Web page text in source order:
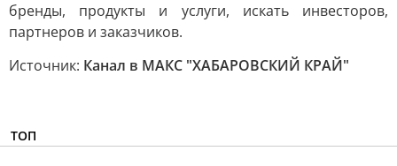
бренды, продукты и услуги, искать инвесторов,
партнеров и заказчиков.
Источник: Канал в МАКС "ХАБАРОВСКИЙ КРАЙ"
ТОП